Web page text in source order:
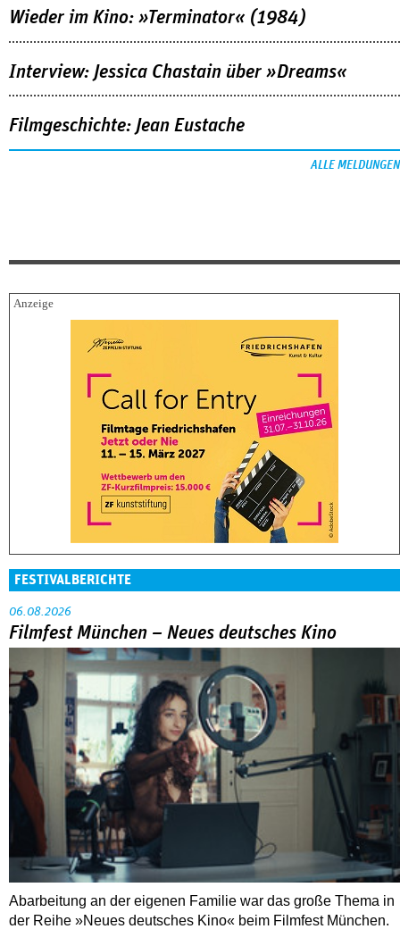
Wieder im Kino: »Terminator« (1984)
Interview: Jessica Chastain über »Dreams«
Filmgeschichte: Jean Eustache
ALLE MELDUNGEN
FESTIVALBERICHTE
Filmfest München – Neues deutsches Kino
Abarbeitung an der eigenen Familie war das große Thema in
der Reihe »Neues deutsches Kino« beim Filmfest München.
MEHR
DOK.fest München 2026
Crossing Europe: Ein großes Dach mit viel
drunter